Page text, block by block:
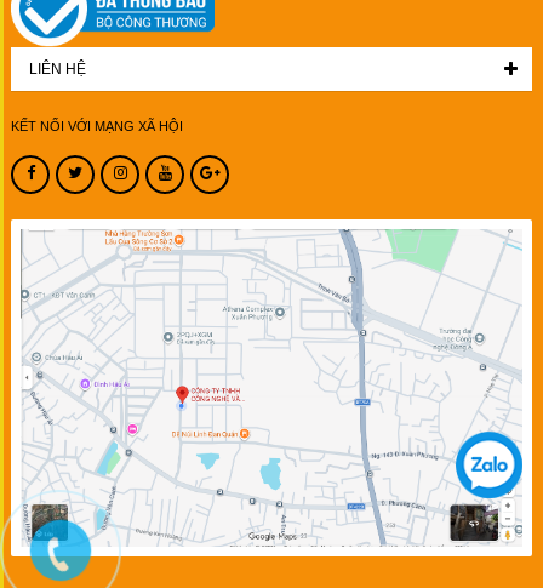
LIÊN HỆ
KẾT NỐI VỚI MẠNG XÃ HỘI